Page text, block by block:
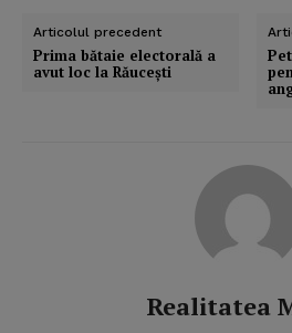
Articolul precedent
Prima bătaie electorală a
avut loc la Răuceşti
Realitatea